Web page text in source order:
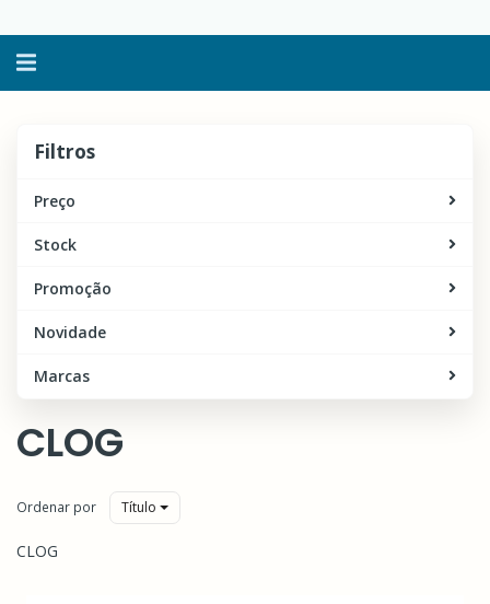
Alternar
Filtros
Preço
Stock
Promoção
Novidade
Marcas
CLOG
Ordenar por Título
CLOG